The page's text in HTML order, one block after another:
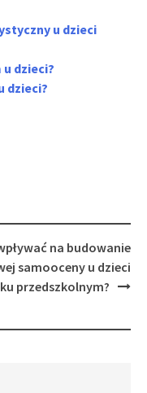
u dzieci
dzieci?
dzieci?
na budowanie
samooceny u dzieci
przedszkolnym?